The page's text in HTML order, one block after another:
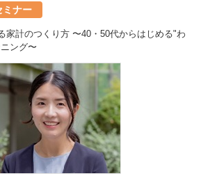
ミナー
家計のつくり方 〜40・50代からはじめる"わ
ング〜